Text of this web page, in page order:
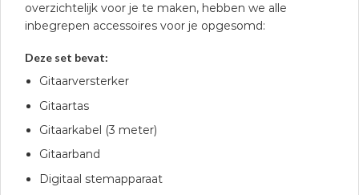
overzichtelijk voor je te maken, hebben we alle
inbegrepen accessoires voor je opgesomd:
Deze set bevat:
Gitaarversterker
Gitaartas
Gitaarkabel (3 meter)
Gitaarband
Digitaal stemapparaat